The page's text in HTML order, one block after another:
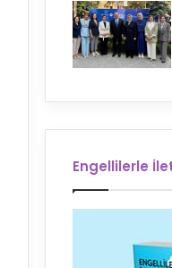
Engellilerle